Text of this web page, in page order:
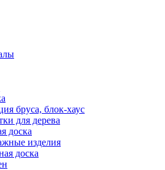
бруса, блок-хаус
для дерева
доска
изделия
доска